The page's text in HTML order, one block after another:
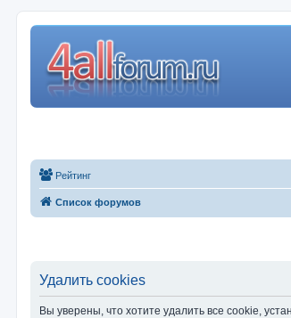
Рейтинг
Список форумов
Удалить cookies
Вы уверены, что хотите удалить все cookie,